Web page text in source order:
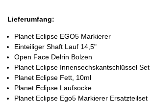
Lieferumfang:
Planet Eclipse EGO5 Markierer
Einteiliger Shaft Lauf 14,5"
Open Face Delrin Bolzen
Planet Eclipse Innensechskantschlüssel Set
Planet Eclipse Fett, 10ml
Planet Eclipse Laufsocke
Planet Eclipse Ego5 Markierer Ersatzteilset